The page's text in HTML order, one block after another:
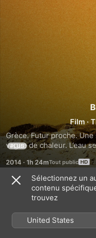
Film ·
Grèce. Futur proche.
vague de chaleur. L’eau
exploser. Ashraf,
famille française en son
écrasé par le soleil, il
contrôle de papiers...
PLUS
2014 · 1h 24m
Bandes-annonces
Sélectionnez un
contenu
trouvez
United States